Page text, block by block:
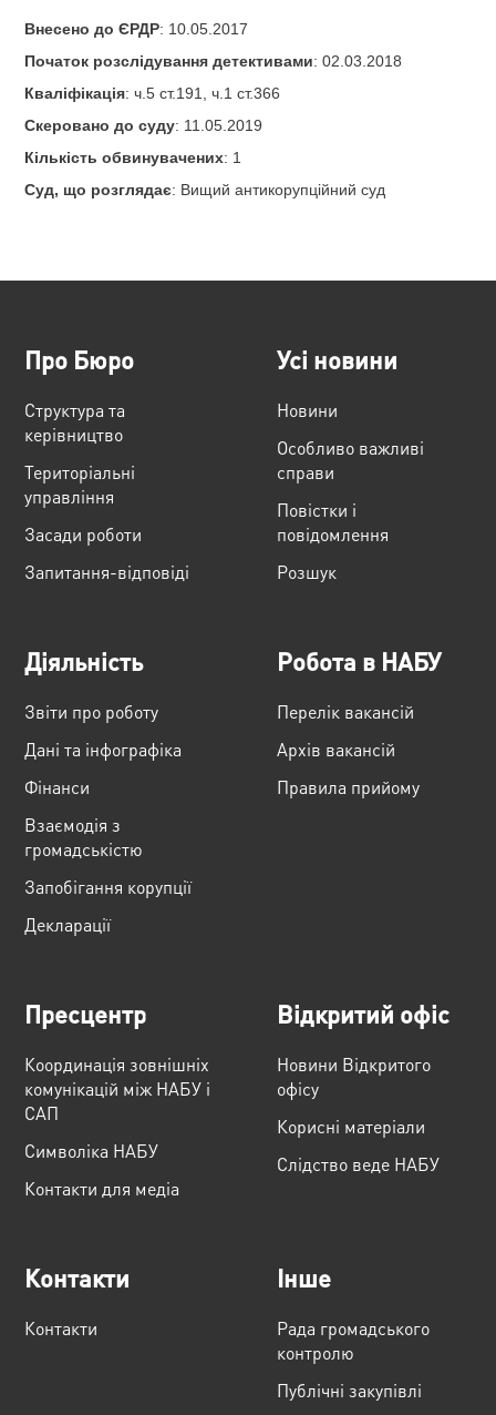
Внесено до ЄРДР: 10.05.2017
Початок розслідування детективами: 02.03.2018
Кваліфікація: ч.5 ст.191, ч.1 ст.366
Скеровано до суду: 11.05.2019
Кількість обвинувачених: 1
Суд, що розглядає: Вищий антикорупційний суд
Про Бюро
Структура та
керівництво
Територіальні
управління
Засади роботи
Запитання-відповіді
Усі новини
Новини
Особливо важливі
справи
Повістки і
повідомлення
Розшук
Діяльність
Звіти про роботу
Дані та інфографіка
Фінанси
Взаємодія з
громадськістю
Запобігання корупції
Декларації
Робота в НАБУ
Перелік вакансій
Архів вакансій
Правила прийому
Пресцентр
Координація зовнішніх
комунікацій між НАБУ і
САП
Cимволіка НАБУ
Контакти для медіа
Відкритий офіс
Новини Відкритого
офісу
Корисні матеріали
Слідство веде НАБУ
Контакти
Контакти
Інше
Рада громадського
контролю
Публічні закупівлі